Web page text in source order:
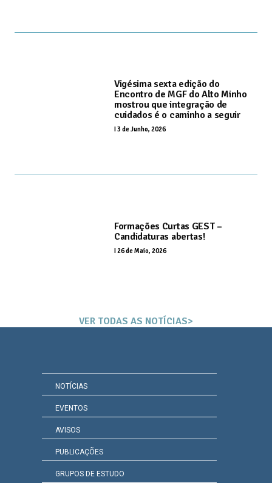
Vigésima sexta edição do
Encontro de MGF do Alto Minho
mostrou que integração de
cuidados é o caminho a seguir
3 de Junho, 2026
Formações Curtas GEST –
Candidaturas abertas!
26 de Maio, 2026
VER TODAS AS NOTÍCIAS>
NOTÍCIAS
EVENTOS
AVISOS
PUBLICAÇÕES
GRUPOS DE ESTUDO